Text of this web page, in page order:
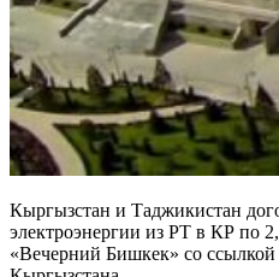
Кыргызстан и Таджикистан
электроэнергии из РТ в КР по
«Вечерний Бишкек» со ссылкой